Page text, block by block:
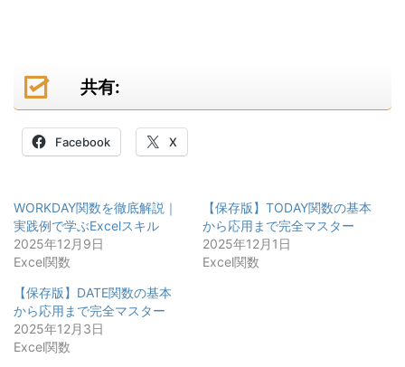
共有:
Facebook X
WORKDAY関数を徹底解説｜
実践例で学ぶExcelスキル
2025年12月9日
Excel関数
【保存版】TODAY関数の基本
から応用まで完全マスター
2025年12月1日
Excel関数
【保存版】DATE関数の基本
から応用まで完全マスター
2025年12月3日
Excel関数